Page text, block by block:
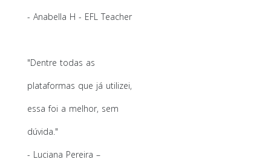
- Anabella H - EFL Teacher
"Dentre todas as
plataformas que já utilizei,
essa foi a melhor, sem
dúvida."
- Luciana Pereira –